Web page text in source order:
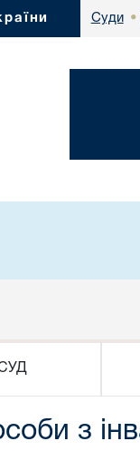
Суди •
з